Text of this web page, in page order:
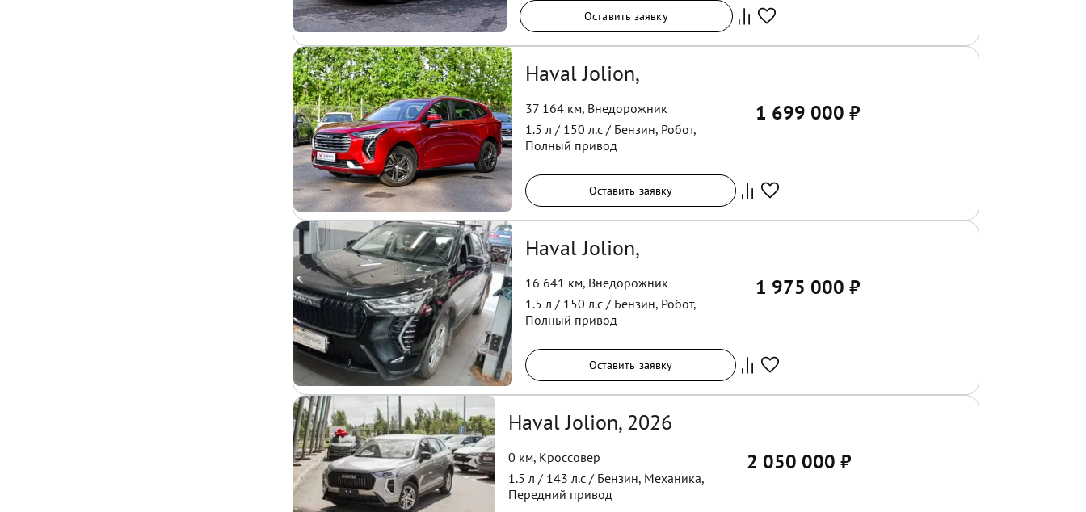
Оставить заявку
Haval Jolion,
37 164 км, Внедорожник
1.5 л / 150 л.с / Бензин, Робот,
Полный привод
1 699 000 ₽
Оставить заявку
Haval Jolion,
16 641 км, Внедорожник
1.5 л / 150 л.с / Бензин, Робот,
Полный привод
1 975 000 ₽
Оставить заявку
Haval Jolion, 2026
0 км, Кроссовер
1.5 л / 143 л.с / Бензин, Механика,
Передний привод
2 050 000 ₽